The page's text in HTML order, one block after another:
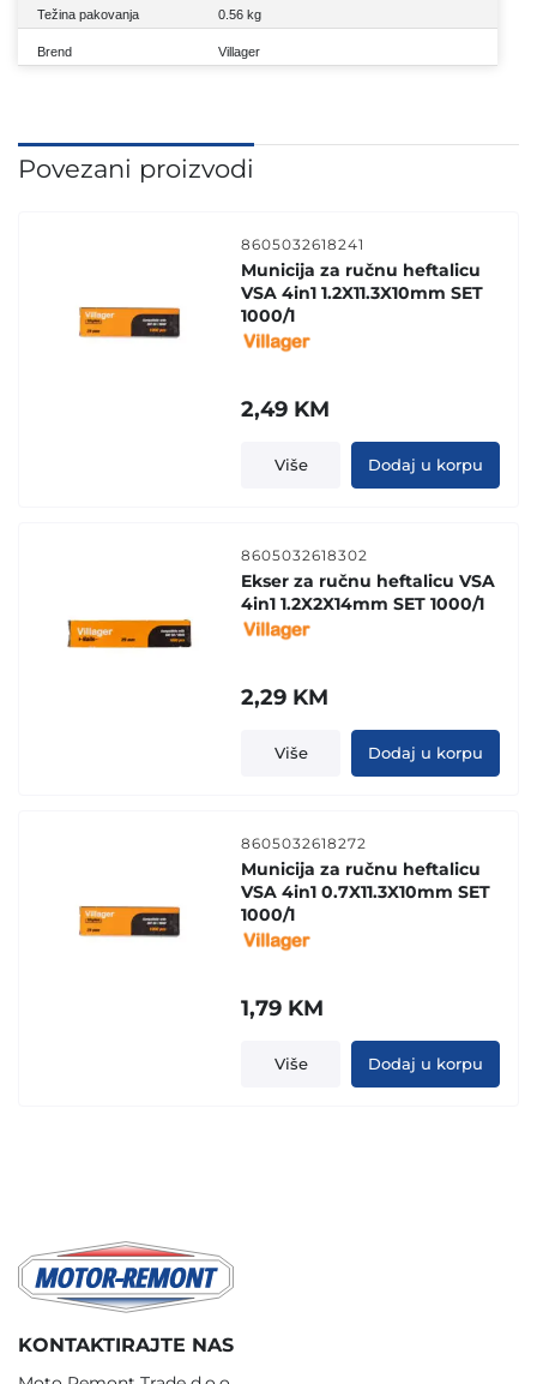
Težina pakovanja 0.56 kg
Brend Villager
Povezani proizvodi
8605032618241
Municija za ručnu heftalicu
VSA 4in1 1.2X11.3X10mm SET
1000/1
2,49 KM
Više Dodaj u korpu
8605032618302
Ekser za ručnu heftalicu VSA
4in1 1.2X2X14mm SET 1000/1
2,29 KM
Više Dodaj u korpu
8605032618272
Municija za ručnu heftalicu
VSA 4in1 0.7X11.3X10mm SET
1000/1
1,79 KM
Više Dodaj u korpu
KONTAKTIRAJTE NAS